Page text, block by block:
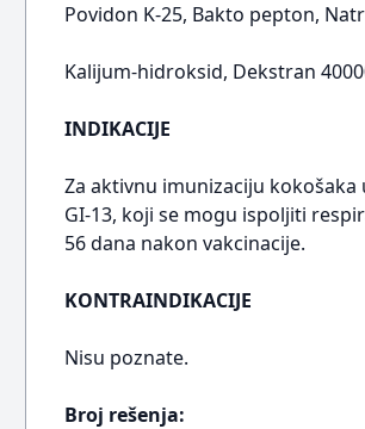
Povidon K-25, Bakto pepton,
Kalijum-hidroksid, Dekstran
INDIKACIJE
Za aktivnu imunizaciju
GI-13, koji se mogu ispoljiti
56 dana nakon vakcinacije.
KONTRAINDIKACIJE
Nisu poznate.
Broj rešenja: